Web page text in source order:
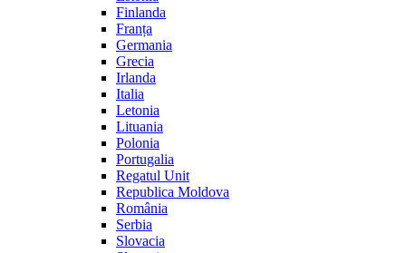
Finlanda
Franța
Germania
Grecia
Irlanda
Italia
Letonia
Lituania
Polonia
Portugalia
Regatul Unit
Republica Moldova
România
Serbia
Slovacia